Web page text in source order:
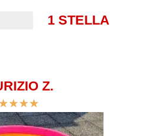
1 STELLA
Z.
★★★